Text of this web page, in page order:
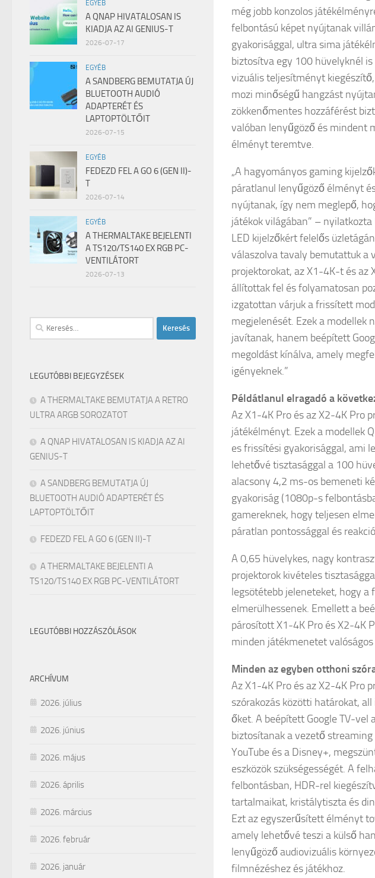
még jobb konzolos
felbontású képet nyújtanak
gyakorisággal, ultra sima
biztosítva egy 100 hüvelyknél
vizuális teljesítményt
mozi minőségű hangzást
zökkenőmentes hozzáférést
valóban lenyűgöző és mindent
élményt teremtve.
„A hagyományos gaming
páratlanul lenyűgöző élményt
nyújtanak, így nem meglepő,
játékok világában” –
LED kijelzőkért felelős
válaszolva tavaly bemutattuk a
projektorokat, az X1-4K-t és az
állítottak fel és folyamatosan
izgatottan várjuk a frissített
megjelenését. Ezek a modellek
javítanak, hanem beépített
megoldást kínálva, amely
igényeknek.”
Példátlanul elragadó a
Az X1-4K Pro és az X2-4K Pro
játékélményt. Ezek a modellek
es frissítési gyakorisággal, ami
lehetővé tisztasággal a 100
alacsony 4,2 ms-os bemeneti
gyakoriság (1080p-s
gamereknek, hogy teljesen
páratlan pontossággal és
A 0,65 hüvelykes, nagy
projektorok kivételes
legsötétebb jeleneteket, hogy a
elmerülhessenek. Emellett a
párosított X1-4K Pro és X2-4K
minden játékmenetet
Minden az egyben otthoni
Az X1-4K Pro és az X2-4K Pro
szórakozás közötti határokat,
őket. A beépített Google TV-vel
biztosítanak a vezető
YouTube és a Disney+,
eszközök szükségességét. A
felbontásban, HDR-rel
tartalmaikat, kristálytiszta és
Ezt az egyszerűsített élményt
amely lehetővé teszi a külső
lenyűgöző audiovizuális
filmnézéshez és játékhoz.
EGYÉB
A QNAP HIVATALOSAN IS
KIADJA AZ AI GENIUS-T
2026-07-17
EGYÉB
A SANDBERG BEMUTATJA ÚJ
BLUETOOTH AUDIÓ
ADAPTERÉT ÉS
LAPTOPTÖLTŐIT
2026-07-15
EGYÉB
FEDEZD FEL A GO 6 (GEN II)-
T
2026-07-14
EGYÉB
A THERMALTAKE BEJELENTI
A TS120/TS140 EX RGB PC-
VENTILÁTORT
2026-07-13
Keresés:
LEGUTÓBBI BEJEGYZÉSEK
A THERMALTAKE BEMUTATJA A RETRO
ULTRA ARGB SOROZATOT
A QNAP HIVATALOSAN IS KIADJA AZ AI
GENIUS-T
A SANDBERG BEMUTATJA ÚJ
BLUETOOTH AUDIÓ ADAPTERÉT ÉS
LAPTOPTÖLTŐIT
FEDEZD FEL A GO 6 (GEN II)-T
A THERMALTAKE BEJELENTI A
TS120/TS140 EX RGB PC-VENTILÁTORT
LEGUTÓBBI HOZZÁSZÓLÁSOK
ARCHÍVUM
2026. július
2026. június
2026. május
2026. április
2026. március
2026. február
2026. január